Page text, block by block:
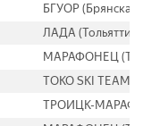
БГУОР (Брянская
ЛАДА (Тольятти)
МАРАФОНЕЦ
TOKO SKI TEAM
ТРОИЦК-